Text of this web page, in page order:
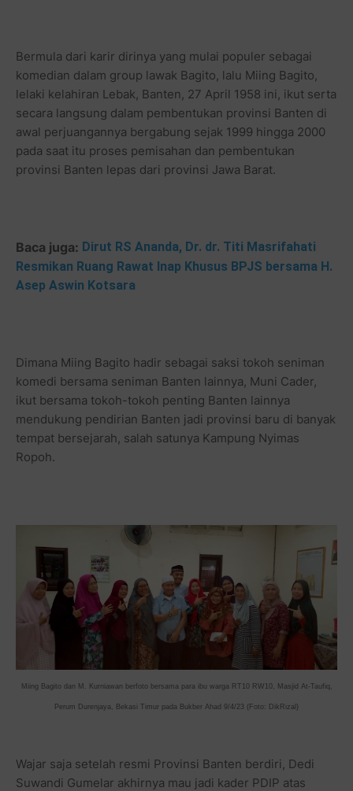
Bermula dari karir dirinya yang mulai populer sebagai
komedian dalam group lawak Bagito, lalu Miing Bagito,
lelaki kelahiran Lebak, Banten, 27 April 1958 ini, ikut serta
secara langsung dalam pembentukan provinsi Banten di
awal perjuangannya bergabung sejak 1999 hingga 2000
pada saat itu proses pemisahan dan pembentukan
provinsi Banten lepas dari provinsi Jawa Barat.
Baca juga: Dirut RS Ananda, Dr. dr. Titi Masrifahati
Resmikan Ruang Rawat Inap Khusus BPJS bersama H.
Asep Aswin Kotsara
Dimana Miing Bagito hadir sebagai saksi tokoh seniman
komedi bersama seniman Banten lainnya, Muni Cader,
ikut bersama tokoh-tokoh penting Banten lainnya
mendukung pendirian Banten jadi provinsi baru di banyak
tempat bersejarah, salah satunya Kampung Nyimas
Ropoh.
Miing Bagito dan M. Kurniawan berfoto bersama para ibu warga RT10 RW10, Masjid At-Taufiq,
Perum Durenjaya, Bekasi Timur pada Bukber Ahad 9/4/23 (Foto: DikRizal)
Wajar saja setelah resmi Provinsi Banten berdiri, Dedi
Suwandi Gumelar akhirnya mau jadi kader PDIP atas